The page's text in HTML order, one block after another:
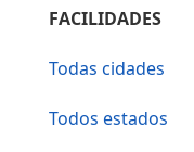
FACILIDADES
Todas cidades
Todos estados